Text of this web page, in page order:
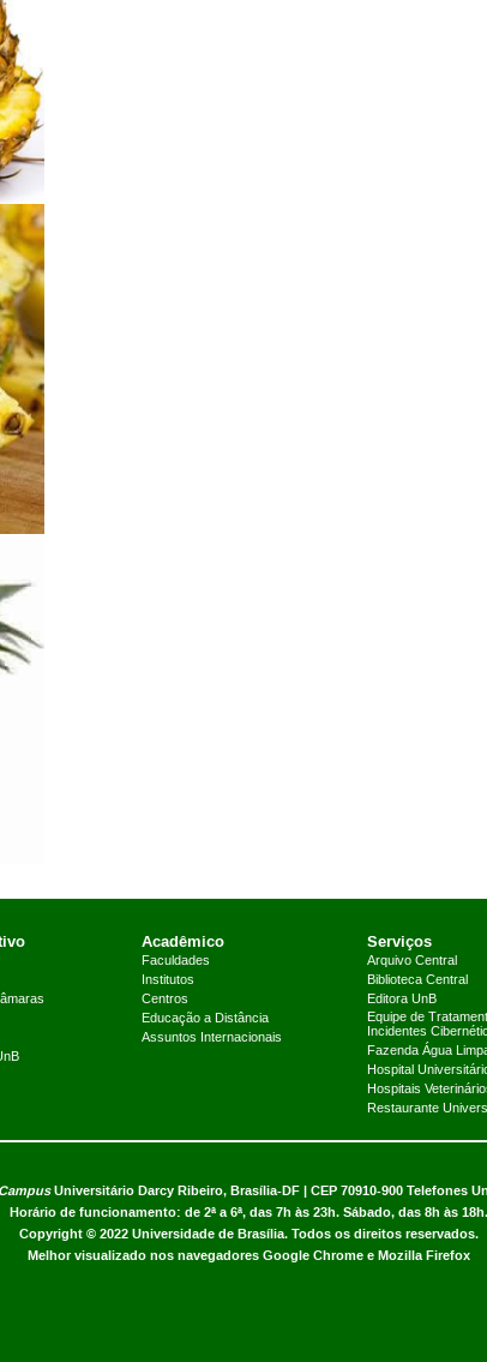
Acadêmico
Faculdades
Institutos
Centros
Educação a Distância
Assuntos Internacionais
Serviços
Arquivo Central
Biblioteca Central
Editora UnB
Equipe de
Incidentes
Fazenda Água
Hospital
Hospitais
Restaurante
CampusUniversitário Darcy Ribeiro, Brasília-DF | CEP 70910-900 Telefones
Horário de funcionamento: de 2ª a 6ª, das 7h às 23h. Sábado, das 8h às 18h.
Copyright © 2022 Universidade de Brasília. Todos os direitos reservados.
Melhor visualizado nos navegadores Google Chrome e Mozilla Firefox